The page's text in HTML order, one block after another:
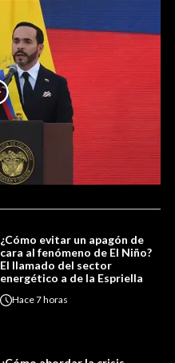
¿Cómo evitar un apagón de
cara al fenómeno de El Niño?
El llamado del sector
energético a de la Espriella
Hace7 horas